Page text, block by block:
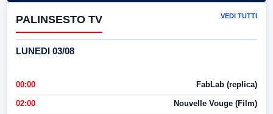
PALINSESTO TV VEDI TUTTI
LUNEDI 03/08
00:00 FabLab (replica)
02:00 Nouvelle Vouge (Film)